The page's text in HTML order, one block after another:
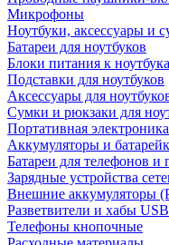
Микрофоны
Ноутбуки, аксессуары и
Батареи для ноутбуков
Блоки питания к
Подставки для ноутбуков
Аксессуары для
Сумки и рюкзаки для
Портативная электроника
Аккумуляторы и
Батареи для телефонов и
Зарядные устройства
Внешние аккумуляторы
Разветвители и хабы USB
Телефоны кнопочные